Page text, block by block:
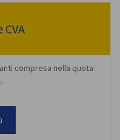
CVA
compresa nella quota